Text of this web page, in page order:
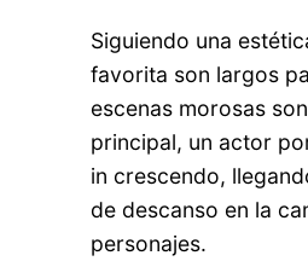
Siguiendo una
favorita son largos
escenas morosas
principal, un actor
in crescendo,
de descanso en la
personajes.